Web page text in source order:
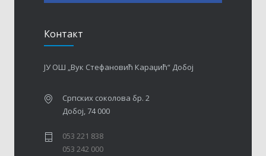
Контакт
ЈУ ОШ „Вук Стефановић Караџић“ Добој
Српских соколова бр. 2
Добој, 74 000
053 221 838
053 242 000